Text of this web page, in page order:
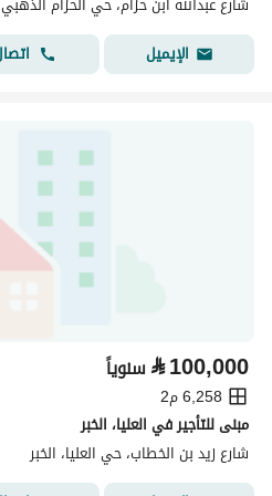
الإيميل
⃁100,000 سنوياً
6,258 م2
مبنى للتأجير في العليا، الخبر
شارع زيد بن الخطاب، حي العليا، الخبر